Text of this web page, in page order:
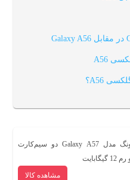
گوشی موبایل سامسونگ مدل Galaxy A57 دو سیم‌کارت
مشاهده کالا